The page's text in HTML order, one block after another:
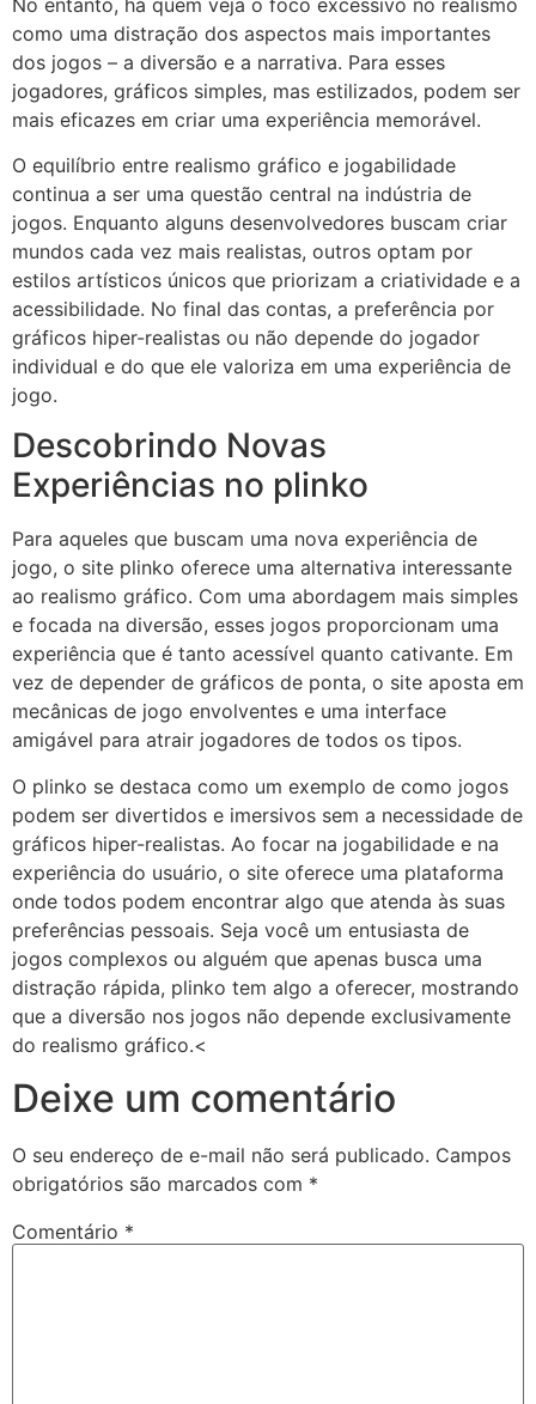
como uma distração dos aspectos mais importantes
dos jogos – a diversão e a narrativa. Para esses
jogadores, gráficos simples, mas estilizados, podem ser
mais eficazes em criar uma experiência memorável.
O equilíbrio entre realismo gráfico e jogabilidade
continua a ser uma questão central na indústria de
jogos. Enquanto alguns desenvolvedores buscam criar
mundos cada vez mais realistas, outros optam por
estilos artísticos únicos que priorizam a criatividade e a
acessibilidade. No final das contas, a preferência por
gráficos hiper-realistas ou não depende do jogador
individual e do que ele valoriza em uma experiência de
jogo.
Descobrindo Novas
Experiências no plinko
Para aqueles que buscam uma nova experiência de
jogo, o site plinko oferece uma alternativa interessante
ao realismo gráfico. Com uma abordagem mais simples
e focada na diversão, esses jogos proporcionam uma
experiência que é tanto acessível quanto cativante. Em
vez de depender de gráficos de ponta, o site aposta em
mecânicas de jogo envolventes e uma interface
amigável para atrair jogadores de todos os tipos.
O plinko se destaca como um exemplo de como jogos
podem ser divertidos e imersivos sem a necessidade de
gráficos hiper-realistas. Ao focar na jogabilidade e na
experiência do usuário, o site oferece uma plataforma
onde todos podem encontrar algo que atenda às suas
preferências pessoais. Seja você um entusiasta de
jogos complexos ou alguém que apenas busca uma
distração rápida, plinko tem algo a oferecer, mostrando
que a diversão nos jogos não depende exclusivamente
do realismo gráfico.<
Deixe um comentário
O seu endereço de e-mail não será publicado. Campos
obrigatórios são marcados com *
Comentário *